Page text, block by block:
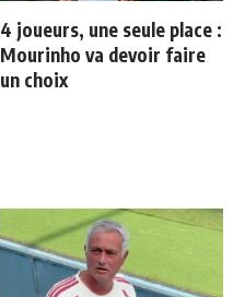
4 joueurs, une seule place :
Mourinho va devoir faire
un choix